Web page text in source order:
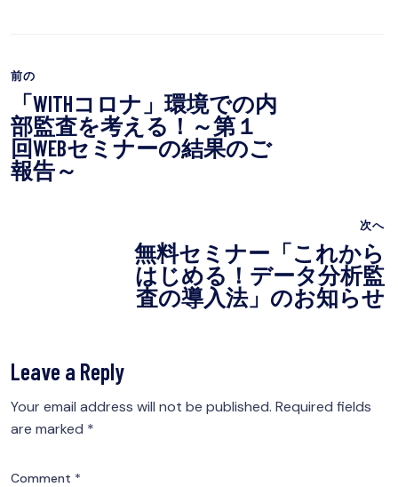
前の
「WITHコロナ」環境での内
部監査を考える！～第１
回WEBセミナーの結果のご
報告～
次へ
無料セミナー「これから
はじめる！データ分析監
査の導入法」のお知らせ
Leave a Reply
Your email address will not be published. Required fields
are marked *
Comment *